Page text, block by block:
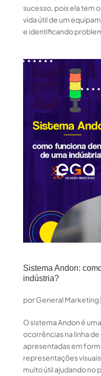
sucesso, pois ela tem
vida útil de um
e identificando
Sistema Andon:
indústria?
porGeneral Marketing|
O sistema Andon é
ocorrências na linha
apresentadas em
representações visuais
muito útil ajudando no